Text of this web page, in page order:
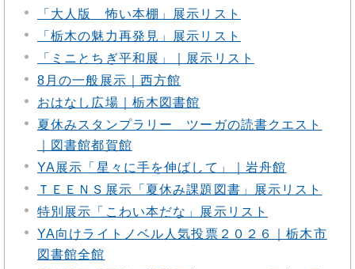
「大人版 怖い本棚」展示リスト
「栃木の魅力再発見」展示リスト
「ミニとちぎ平和展」｜展示リスト
8月の一般展示｜西方館
おはなし広場｜栃木図書館
夏休みスタンプラリー ツーガの読書クエスト
｜図書館都賀館
YA展示「星々に手を伸ばして」｜岩舟館
ＴＥＥＮＳ展示「夏休み課題図書」展示リスト
特別展示「こわい本だな」展示リスト
YA向けライトノベル人気投票２０２６｜栃木市
図書館全館